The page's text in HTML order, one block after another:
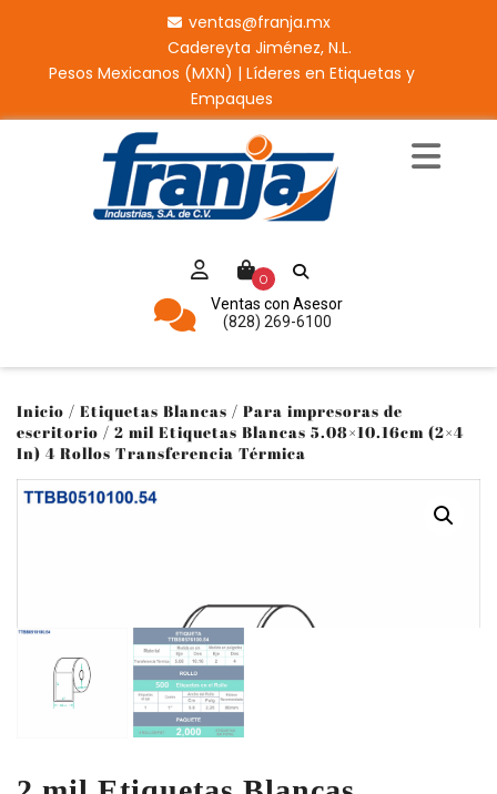
ventas@franja.mx
Cadereyta Jiménez, N.L.
Pesos Mexicanos (MXN) | Líderes en Etiquetas y
Empaques
0
Ventas con Asesor
(828) 269-6100
Inicio / Etiquetas Blancas / Para impresoras de
escritorio / 2 mil Etiquetas Blancas 5.08×10.16cm (2×4
In) 4 Rollos Transferencia Térmica